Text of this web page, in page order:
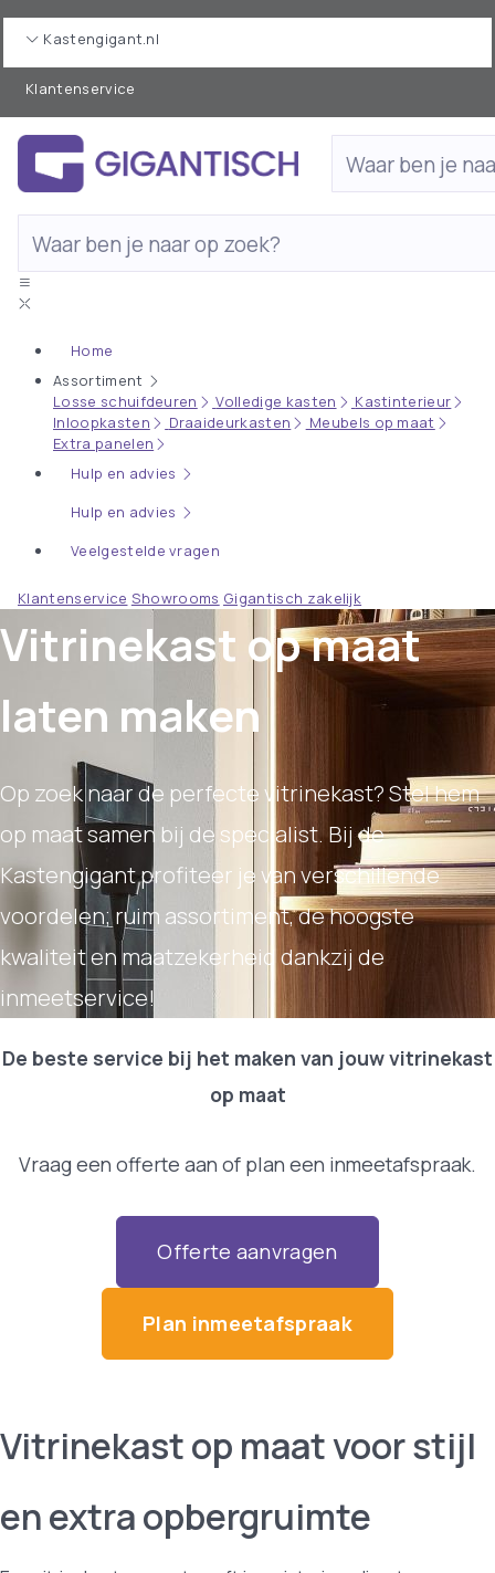
Kastengigant.nl
Klantenservice
Home
Assortiment
Losse schuifdeuren
Volledige kasten
Kastinterieur
Inloopkasten
Draaideurkasten
Meubels op maat
Extra panelen
Hulp en advies
Hulp en advies
Veelgestelde vragen
Klantenservice Showrooms Gigantisch zakelijk
Vitrinekast op maat
laten maken
Op zoek naar de perfecte vitrinekast? Stel hem
op maat samen bij de specialist. Bij de
Kastengigant profiteer je van verschillende
voordelen; ruim assortiment, de hoogste
kwaliteit en maatzekerheid dankzij de
inmeetservice!
De beste service bij het maken van jouw vitrinekast
op maat
Vraag een offerte aan of plan een inmeetafspraak.
Offerte aanvragen
Plan inmeetafspraak
Vitrinekast op maat voor stijl
en extra opbergruimte